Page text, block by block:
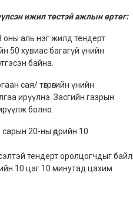
ижил төстэй ажлын өртөг:
аль нэг жилд тендерт
50 хувиас багагүй үнийн
байна.
сая/ төгрөгийн үнийн
ирүүлнэ. Засгийн газрын
болно.
20-ны өдрийн 10
тендерт оролцогчдыг
10 цаг 10 минутад цахим